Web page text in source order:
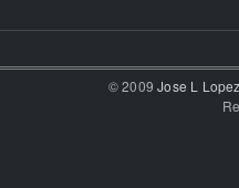
© 2009Jose L